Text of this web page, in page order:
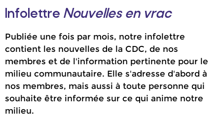
Infolettre Nouvelles en vrac
Publiée une fois par mois, notre infolettre
contient les nouvelles de la CDC, de nos
membres et de l'information pertinente pour le
milieu communautaire. Elle s'adresse d'abord à
nos membres, mais aussi à toute personne qui
souhaite être informée sur ce qui anime notre
milieu.